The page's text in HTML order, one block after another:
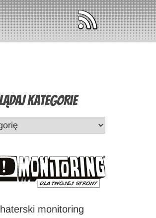
Kategorie
monitoring